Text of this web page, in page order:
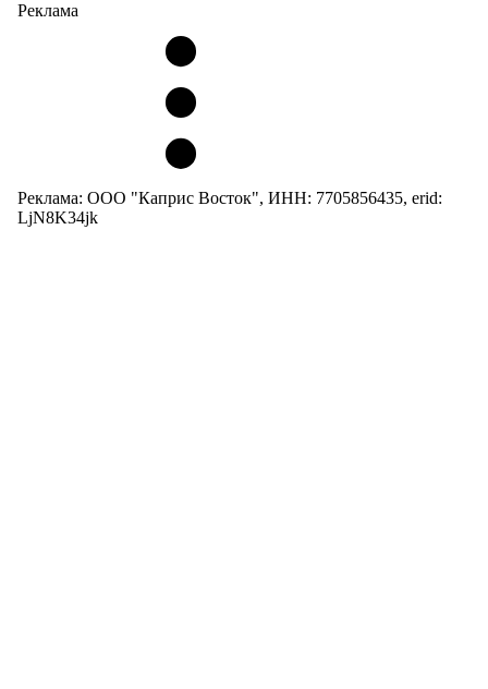
Реклама
Реклама: ООО "Каприс Восток", ИНН: 7705856435, erid:
LjN8K34jk